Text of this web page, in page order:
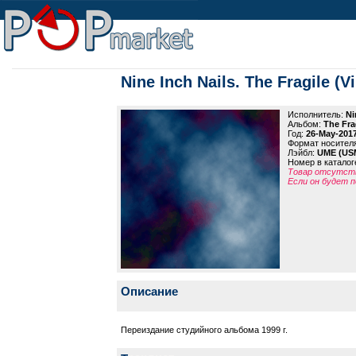
Nine Inch Nails. The Fragile
Исполнитель:
Альбом: The
Год: 26-May-
Формат
Лэйбл: UME
Номер в
Товар
Если он будет
Описание
Переиздание студийного альбома 1999 г.